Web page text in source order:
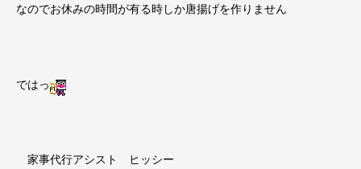
なのでお休みの時間が有る時しか唐揚げを作りません
ではっ
家事代行アシスト ヒッシー